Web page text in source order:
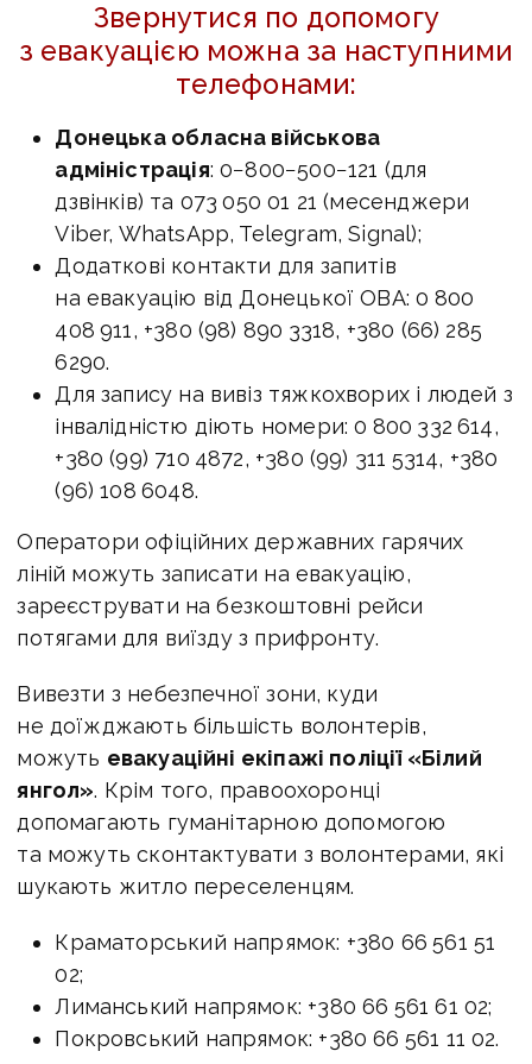
Звернутися по допомогу
з евакуацією можна за наступними
телефонами:
Донецька обласна військова
адміністрація: 0−800−500−121 (для
дзвінків) та 073 050 01 21 (месенджери
Viber, WhatsApp, Telegram, Signal);
Додаткові контакти для запитів
на евакуацію від Донецької ОВА: 0 800
408 911, +380 (98) 890 3318, +380 (66) 285
6290.
Для запису на вивіз тяжкохворих і людей з
інвалідністю діють номери: 0 800 332 614,
+380 (99) 710 4872, +380 (99) 311 5314, +380
(96) 108 6048.
Оператори офіційних державних гарячих
ліній можуть записати на евакуацію,
зареєструвати на безкоштовні рейси
потягами для виїзду з прифронту.
Вивезти з небезпечної зони, куди
не доїжджають більшість волонтерів,
можуть евакуаційні екіпажі поліції «Білий
янгол». Крім того, правоохоронці
допомагають гуманітарною допомогою
та можуть сконтактувати з волонтерами, які
шукають житло переселенцям.
Краматорський напрямок: +380 66 561 51
02;
Лиманський напрямок: +380 66 561 61 02;
Покровський напрямок: +380 66 561 11 02.